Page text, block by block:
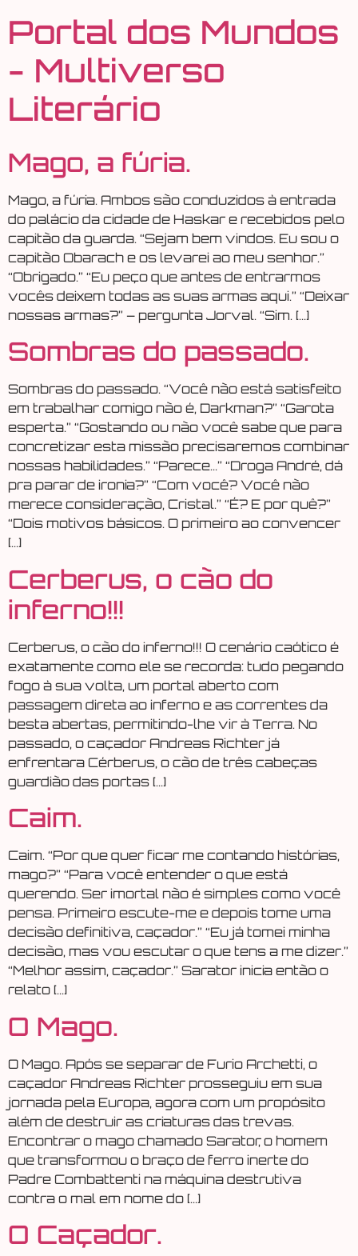
Portal dos Mundos
- Multiverso
Literário
Mago, a fúria.
Mago, a fúria. Ambos são conduzidos à entrada
do palácio da cidade de Haskar e recebidos pelo
capitão da guarda. “Sejam bem vindos. Eu sou o
capitão Obarach e os levarei ao meu senhor.”
“Obrigado.” “Eu peço que antes de entrarmos
vocês deixem todas as suas armas aqui.” “Deixar
nossas armas?” – pergunta Jorval. “Sim. […]
Sombras do passado.
Sombras do passado. “Você não está satisfeito
em trabalhar comigo não é, Darkman?” “Garota
esperta.” “Gostando ou não você sabe que para
concretizar esta missão precisaremos combinar
nossas habilidades.” “Parece…” “Droga André, dá
pra parar de ironia?” “Com você? Você não
merece consideração, Cristal.” “É? E por quê?”
“Dois motivos básicos. O primeiro ao convencer
[…]
Cerberus, o cão do
inferno!!!
Cerberus, o cão do inferno!!! O cenário caótico é
exatamente como ele se recorda: tudo pegando
fogo à sua volta, um portal aberto com
passagem direta ao inferno e as correntes da
besta abertas, permitindo-lhe vir à Terra. No
passado, o caçador Andreas Richter já
enfrentara Cérberus, o cão de três cabeças
guardião das portas […]
Caim.
Caim. “Por que quer ficar me contando histórias,
mago?” “Para você entender o que está
querendo. Ser imortal não é simples como você
pensa. Primeiro escute-me e depois tome uma
decisão definitiva, caçador.” “Eu já tomei minha
decisão, mas vou escutar o que tens a me dizer.”
“Melhor assim, caçador.” Sarator inicia então o
relato […]
O Mago.
O Mago. Após se separar de Furio Archetti, o
caçador Andreas Richter prosseguiu em sua
jornada pela Europa, agora com um propósito
além de destruir as criaturas das trevas.
Encontrar o mago chamado Sarator, o homem
que transformou o braço de ferro inerte do
Padre Combattenti na máquina destrutiva
contra o mal em nome do […]
O Caçador.